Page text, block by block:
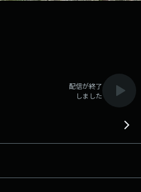
配信が終了
しました